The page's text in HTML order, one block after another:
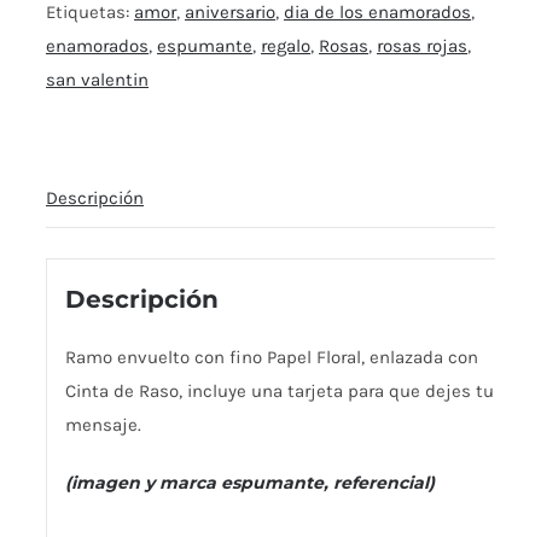
Etiquetas: amor, aniversario, dia de los enamorados,
enamorados, espumante, regalo, Rosas, rosas rojas,
san valentin
Descripción
Descripción
Ramo envuelto con fino Papel Floral, enlazada con
Cinta de Raso, incluye una tarjeta para que dejes tu
mensaje.
(imagen y marca espumante, referencial)